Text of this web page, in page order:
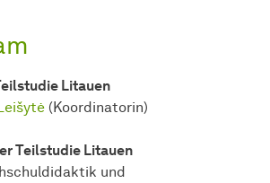
Litauen
(Koordinatorin)
Teilstudie Litauen
und